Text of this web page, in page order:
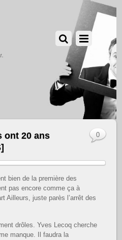
ont 20 ans
bien de la première des
pas encore comme ça à
Ailleurs, juste parès l’arrêt des
drôles. Yves Lecoq cherche
manque. Il faudra la
0